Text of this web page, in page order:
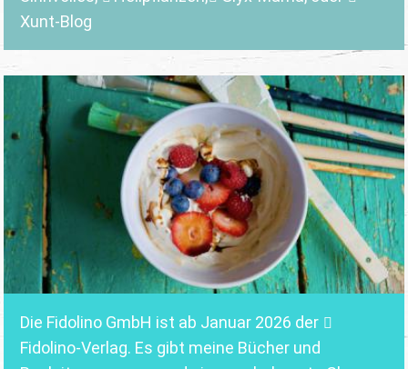
Xunt-Blog
Die Fidolino GmbH ist ab Januar 2026 der
Fidolino-Verlag. Es gibt meine Bücher und